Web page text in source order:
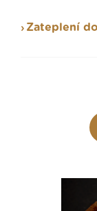
Zateplení